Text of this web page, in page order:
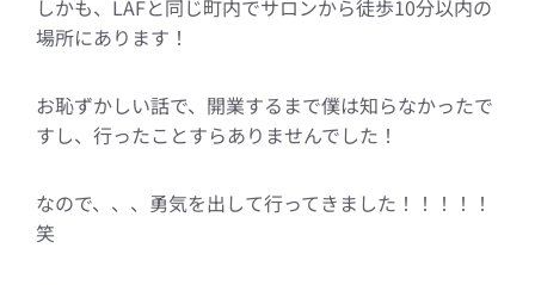
しかも、LAFと同じ町内でサロンから徒歩10分以内の
場所にあります！
お恥ずかしい話で、開業するまで僕は知らなかったで
すし、行ったことすらありませんでした！
なので、、、勇気を出して行ってきました！！！！！
笑